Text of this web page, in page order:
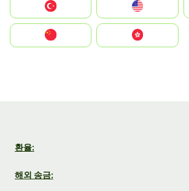
United States
中國香港特別行政區
환율:
해외 송금: